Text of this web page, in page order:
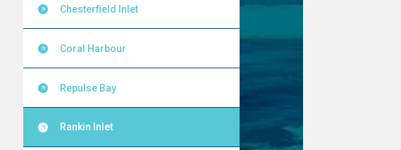
Chesterfield Inlet
Coral Harbour
Repulse Bay
Rankin Inlet